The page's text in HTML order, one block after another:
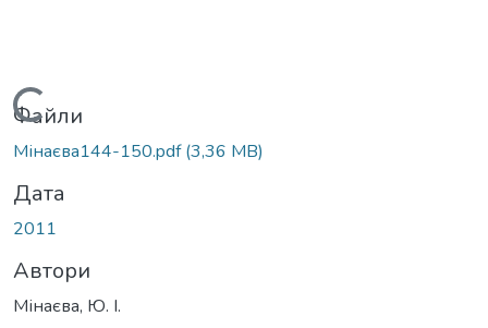
Вантажиться...
Файли
Мінаєва144-150.pdf(3,36 MB)
Дата
2011
Автори
Мінаєва, Ю. І.